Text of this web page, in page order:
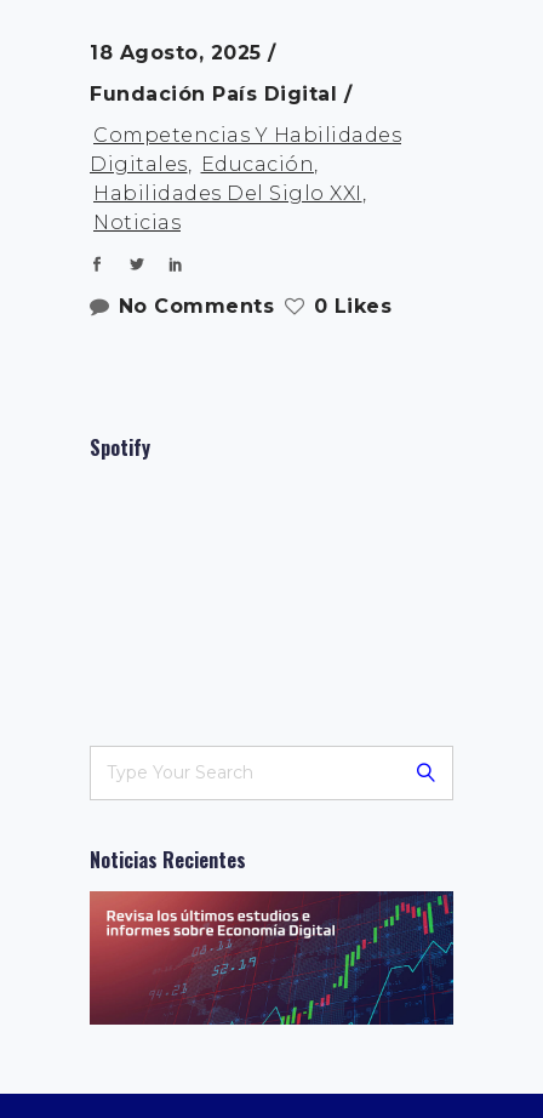
18 Agosto, 2025
Fundación País Digital
Competencias Y Habilidades
Digitales, Educación,
Habilidades Del Siglo XXI ,
Noticias
No Comments 0 Likes
Spotify
Noticias Recientes